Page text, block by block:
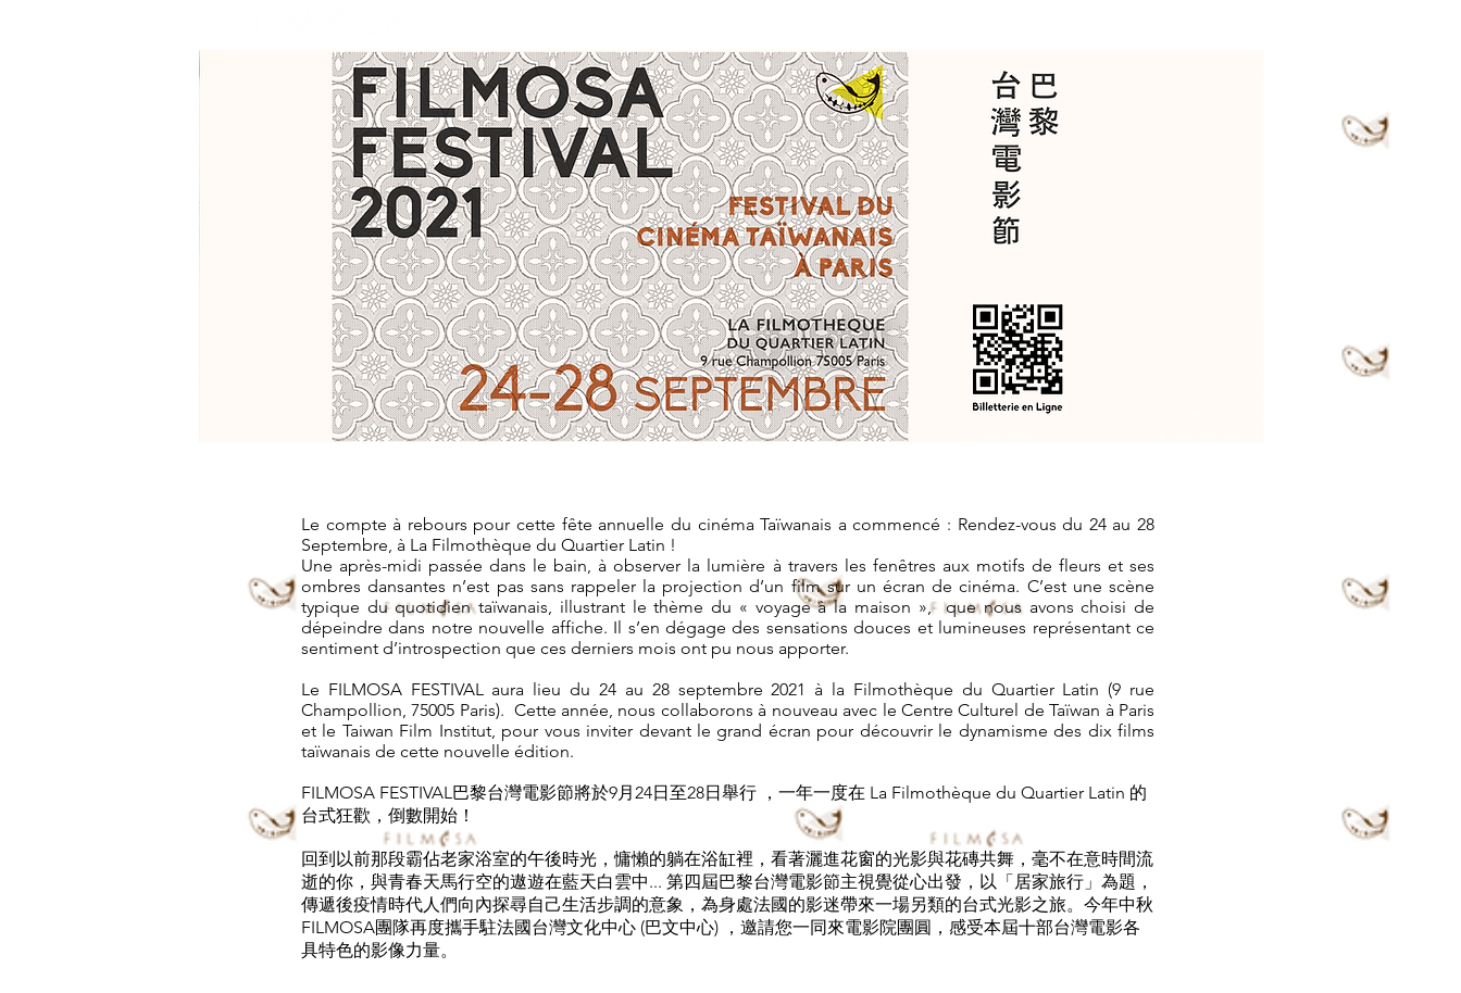
Le compte à rebours pour cette fête annuelle du cinéma Taïwanais a commencé : Rendez-vous du 24 au 28
Septembre, à La Filmothèque du Quartier Latin !
Une après-midi passée dans le bain, à observer la lumière à travers les fenêtres aux motifs de fleurs et ses
ombres dansantes n’est pas sans rappeler la projection d’un film sur un écran de cinéma. C’est une scène
typique du quotidien taïwanais, illustrant le thème du « voyage à la maison », que nous avons choisi de
dépeindre dans notre nouvelle affiche. Il s’en dégage des sensations douces et lumineuses représentant ce
sentiment d’introspection que ces derniers mois ont pu nous apporter.
Le FILMOSA FESTIVAL aura lieu du 24 au 28 septembre 2021 à la Filmothèque du Quartier Latin (9 rue
Champollion, 75005 Paris). Cette année, nous collaborons à nouveau avec le Centre Culturel de Taïwan à Paris
et le Taiwan Film Institut, pour vous inviter devant le grand écran pour découvrir le dynamisme des dix films
taïwanais de cette nouvelle édition.
FILMOSA FESTIVAL巴黎台灣電影節將於9月24日至28日舉行 ，一年一度在 La Filmothèque du Quartier Latin 的
台式狂歡，倒數開始！
回到以前那段霸佔老家浴室的午後時光，慵懶的躺在浴缸裡，看著灑進花窗的光影與花磚共舞，毫不在意時間流
逝的你，與青春天馬行空的遨遊在藍天白雲中... 第四屆巴黎台灣電影節主視覺從心出發，以「居家旅行」為題，
傳遞後疫情時代人們向內探尋自己生活步調的意象，為身處法國的影迷帶來一場另類的台式光影之旅。今年中秋
FILMOSA團隊再度攜手駐法國台灣文化中心 (巴文中心) ，邀請您一同來電影院團圓，感受本屆十部台灣電影各
具特色的影像力量。